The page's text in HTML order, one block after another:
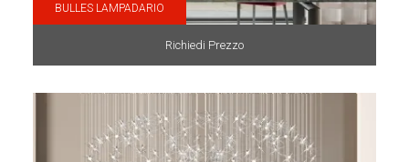
BULLES LAMPADARIO
Richiedi Prezzo